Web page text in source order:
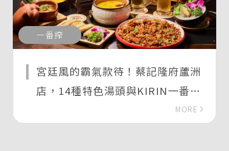
一番搾
宮廷風的霸氣款待！蔡記隆府蘆洲
店，14種特色湯頭與KIRIN一番搾
MORE